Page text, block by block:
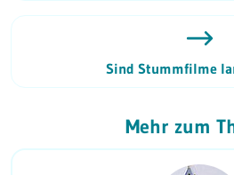
Sind Stummfilme
Mehr zum